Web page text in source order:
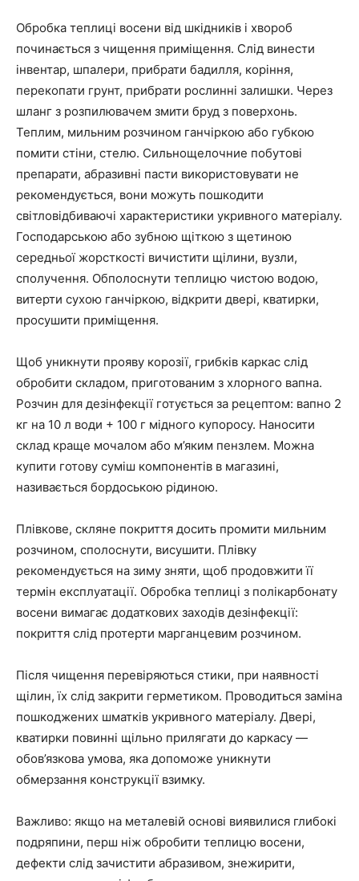
Обробка теплиці восени від шкідників і хвороб
починається з чищення приміщення. Слід винести
інвентар, шпалери, прибрати бадилля, коріння,
перекопати грунт, прибрати рослинні залишки. Через
шланг з розпилювачем змити бруд з поверхонь.
Теплим, мильним розчином ганчіркою або губкою
помити стіни, стелю. Сильнощелочние побутові
препарати, абразивні пасти використовувати не
рекомендується, вони можуть пошкодити
світловідбиваючі характеристики укривного матеріалу.
Господарською або зубною щіткою з щетиною
середньої жорсткості вичистити щілини, вузли,
сполучення. Обполоснути теплицю чистою водою,
витерти сухою ганчіркою, відкрити двері, кватирки,
просушити приміщення.
Щоб уникнути прояву корозії, грибків каркас слід
обробити складом, приготованим з хлорного вапна.
Розчин для дезінфекції готується за рецептом: вапно 2
кг на 10 л води + 100 г мідного купоросу. Наносити
склад краще мочалом або м’яким пензлем. Можна
купити готову суміш компонентів в магазині,
називається бордоською рідиною.
Плівкове, скляне покриття досить промити мильним
розчином, сполоснути, висушити. Плівку
рекомендується на зиму зняти, щоб продовжити її
термін експлуатації. Обробка теплиці з полікарбонату
восени вимагає додаткових заходів дезінфекції:
покриття слід протерти марганцевим розчином.
Після чищення перевіряються стики, при наявності
щілин, їх слід закрити герметиком. Проводиться заміна
пошкоджених шматків укривного матеріалу. Двері,
кватирки повинні щільно прилягати до каркасу —
обов’язкова умова, яка допоможе уникнути
обмерзання конструкції взимку.
Важливо: якщо на металевій основі виявилися глибокі
подряпини, перш ніж обробити теплицю восени,
дефекти слід зачистити абразивом, знежирити,